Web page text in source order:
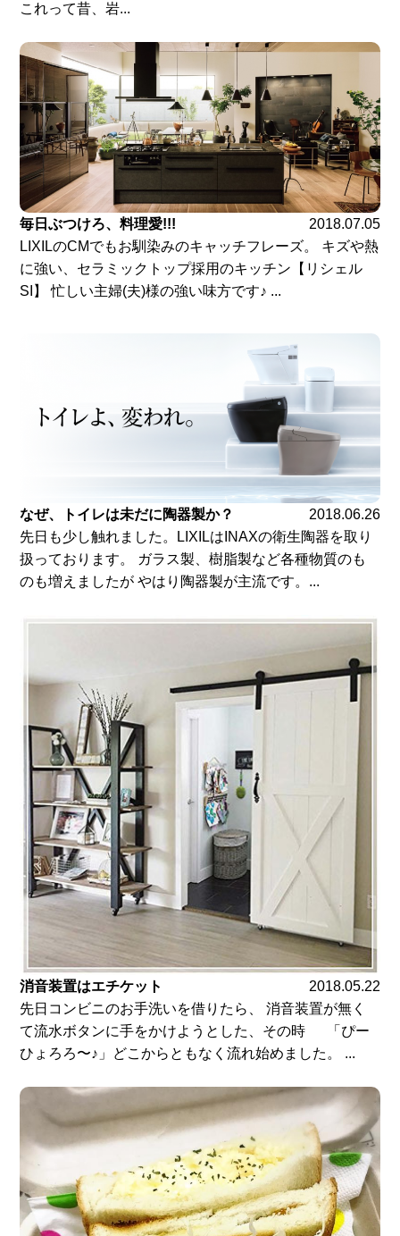
これって昔、岩...
毎日ぶつけろ、料理愛!!!
2018.07.05
LIXILのCMでもお馴染みのキャッチフレーズ。 キズや熱
に強い、セラミックトップ採用のキッチン【リシェル
SI】 忙しい主婦(夫)様の強い味方です♪ ...
なぜ、トイレは未だに陶器製か？
2018.06.26
先日も少し触れました。LIXILはINAXの衛生陶器を取り
扱っております。 ガラス製、樹脂製など各種物質のも
のも増えましたが やはり陶器製が主流です。...
消音装置はエチケット
2018.05.22
先日コンビニのお手洗いを借りたら、 消音装置が無く
て流水ボタンに手をかけようとした、その時 「ぴー
ひょろろ〜♪」どこからともなく流れ始めました。 ...